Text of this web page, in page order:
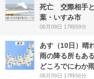
死亡 交際相手
葉・いすみ市
08月09日 17時59分
あす（10日）晴
雨の降る所もあ
どころでにわか
08月09日 17時56分